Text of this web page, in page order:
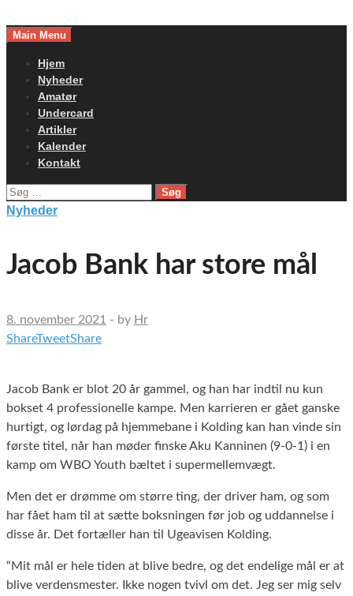
toMain Menu
Hjem
Nyheder
Amatør
Undercard
Artikler
Kalender
Kontakt
Søg
efter:
Nyheder
Jacob Bank har store mål
8. november 2021 - by Hr
ShareTweetShare
Jacob Bank er blot 20 år gammel, og han har indtil nu kun
bokset 4 professionelle kampe. Men karrieren er gået ganske
hurtigt, og lørdag på hjemmebane i Kolding kan han vinde sin
første titel, når han møder finske Aku Kanninen (9-0-1) i en
kamp om WBO Youth bæltet i supermellemvægt.
Men det er drømme om større ting, der driver ham, og som
har fået ham til at sætte boksningen før job og uddannelse i
disse år. Det fortæller han til Ugeavisen Kolding.
“Mit mål er hele tiden at blive bedre, og det endelige mål er at
blive verdensmester. Ikke nogen tvivl om det. Jeg ser mig selv